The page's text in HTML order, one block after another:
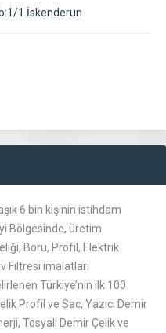
1 İskenderun
6 bin kişinin istihdam
Bölgesinde, üretim
Boru, Profil, Elektrik
Filtresi imalatları
Türkiye’nin ilk 100
Profil ve Sac, Yazıcı Demir
Tosyalı Demir Çelik ve